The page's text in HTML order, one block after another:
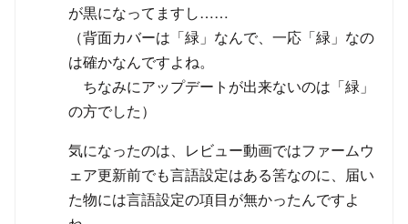
が黒になってますし……
（背面カバーは「緑」なんで、一応「緑」なの
は確かなんですよね。
ちなみにアップデートが出来ないのは「緑」
の方でした）
気になったのは、レビュー動画ではファームウ
ェア更新前でも言語設定はある筈なのに、届い
た物には言語設定の項目が無かったんですよ